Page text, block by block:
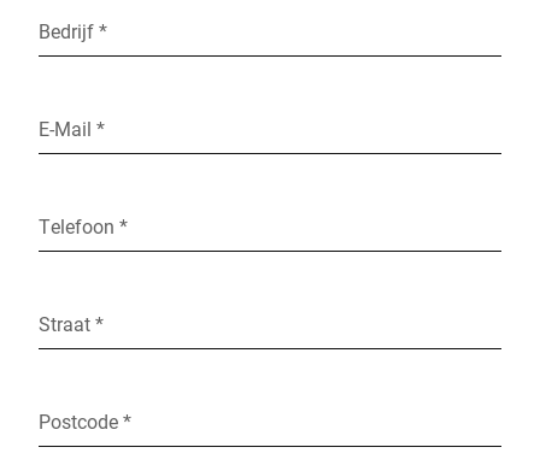
Bedrijf *
E-Mail *
Telefoon *
Straat *
Postcode *